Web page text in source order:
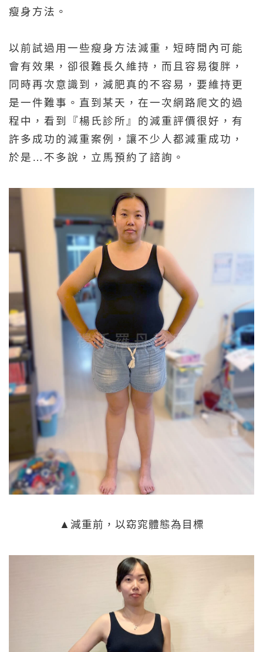
瘦身方法。
以前試過用一些瘦身方法減重，短時間內可能
會有效果，卻很難長久維持，而且容易復胖，
同時再次意識到，減肥真的不容易，要維持更
是一件難事。直到某天，在一次網路爬文的過
程中，看到『楊氏診所』的減重評價很好，有
許多成功的減重案例，讓不少人都減重成功，
於是…不多說，立馬預約了諮詢。
▲減重前，以窈窕體態為目標